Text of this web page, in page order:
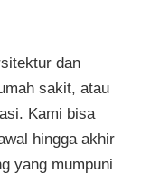
dan
sakit, atau
Kami bisa
hingga akhir
yang mumpuni